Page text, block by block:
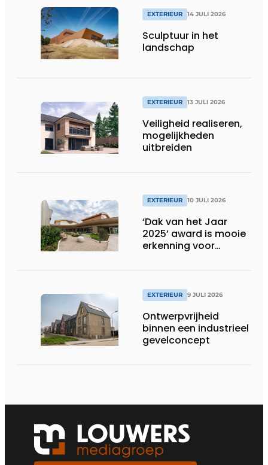
EXTERIEUR 14 JULI 2026
Sculptuur in het
landschap
EXTERIEUR 13 JULI 2026
Veiligheid realiseren,
mogelijkheden
uitbreiden
EXTERIEUR 10 JULI 2026
‘Dak van het Jaar
2025’ award is mooie
erkenning voor
EXTERIEUR 9 JULI 2026
Ontwerpvrijheid
binnen een industrieel
gevelconcept